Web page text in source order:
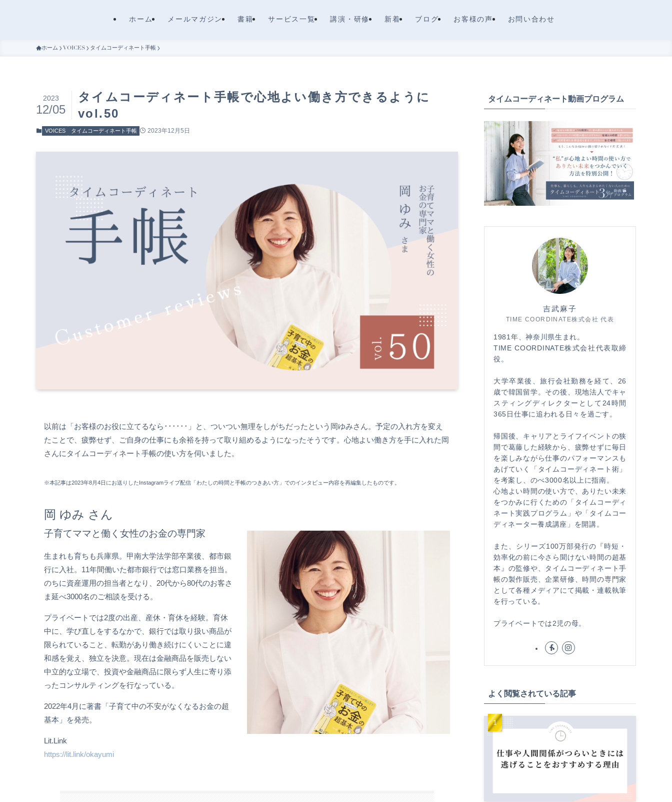
ホーム メールマガジン 書籍 サービス一覧 講演・研修 新着 ブログ お客様の声 お問い合わせ
ホーム VOICES タイムコーディネート手帳
タイムコーディネート手帳で心地よい働き方できるように
vol.50
2023
12/05
VOICES タイムコーディネート手帳 2023年12月5日
以前は「お客様のお役に立てるなら･･････」と、ついつい無理をしがちだったという岡ゆみさん。予定の入れ方を変え
たことで、疲弊せず、ご自身の仕事にも余裕を持って取り組めるようになったそうです。心地よい働き方を手に入れた岡
さんにタイムコーディネート手帳の使い方を伺いました。
※本記事は2023年8月4日にお送りしたInstagramライブ配信「わたしの時間と手帳のつきあい方」でのインタビュー内容を再編集したものです。
岡 ゆみ さん
子育てママと働く女性のお金の専門家
生まれも育ちも兵庫県。甲南大学法学部卒業後、都市銀
行に入社。11年間働いた都市銀行では窓口業務を担当。
のちに資産運用の担当者となり、20代から80代のお客さ
ま延べ3000名のご相談を受ける。
プライベートでは2度の出産、産休・育休を経験。育休
中に、学び直しをするなかで、銀行では取り扱い商品が
限られていること、転勤があり働き続けにくいことに違
和感を覚え、独立を決意。現在は金融商品を販売しない
中立的な立場で、投資や金融商品に限らず人生に寄り添
ったコンサルティングを行なっている。
2022年4月に著書「子育て中の不安がなくなるお金の超
基本」を発売。
Lit.Link
https://lit.link/okayumi
タイムコーディネート動画プログラム
吉武麻子
TIME COORDINATE株式会社 代表
1981年、神奈川県生まれ。
TIME COORDINATE株式会社代表取締
役。
大学卒業後、旅行会社勤務を経て、26
歳で韓国留学。その後、現地法人でキャ
スティングディレクターとして24時間
365日仕事に追われる日々を過ごす。
帰国後、キャリアとライフイベントの狭
間で葛藤した経験から、疲弊せずに毎日
を楽しみながら仕事のパフォーマンスも
あげていく「タイムコーディネート術」
を考案し、のべ3000名以上に指南。
心地よい時間の使い方で、ありたい未来
をつかみに行くための「タイムコーディ
ネート実践プログラム」や「タイムコー
ディネーター養成講座」を開講。
また、シリーズ100万部発行の『時短・
効率化の前に今さら聞けない時間の超基
本』の監修や、タイムコーディネート手
帳の製作販売、企業研修、時間の専門家
として各種メディアにて掲載・連載執筆
を行っている。
プライベートでは2児の母。
よく閲覧されている記事